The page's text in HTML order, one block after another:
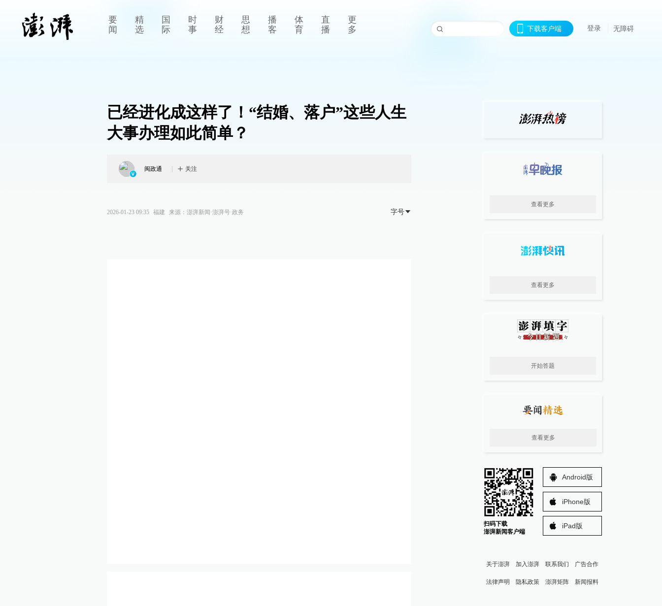
要
闻
精
选
国
际
时
事
财
经
思
想
播
客
体
育
直
播
更
多
下载客户端 登录 无障碍
已经进化成这样了！“结婚、落户”这些人生
大事办理如此简单？
闽政通 关注
2026-01-23 09:35 福建 来源： 澎湃新闻·澎湃号·政务 字号
查看更多
查看更多
开始答题
查看更多
扫码下载
澎湃新闻客户端
Android版
iPhone版
iPad版
关于澎湃 加入澎湃 联系我们 广告合作
法律声明 隐私政策 澎湃矩阵 新闻报料